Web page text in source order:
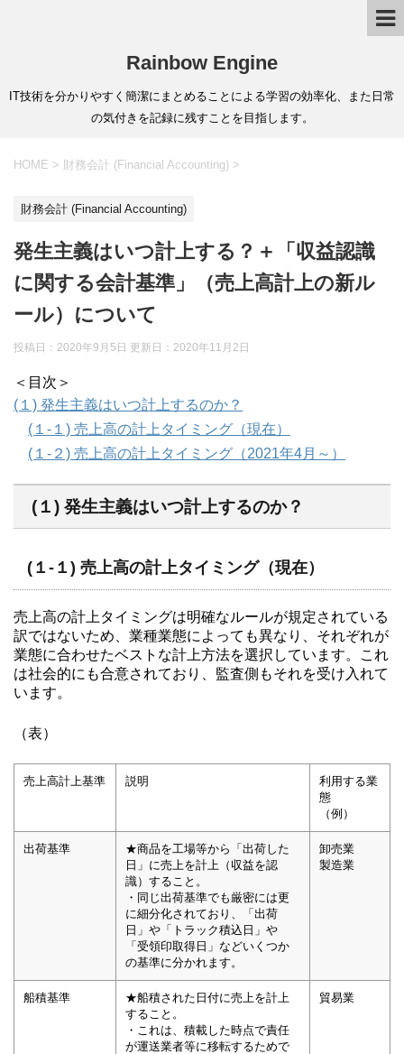
Rainbow Engine
IT技術を分かりやすく簡潔にまとめることによる学習の効率化、また日常
の気付きを記録に残すことを目指します。
HOME > 財務会計 (Financial Accounting) >
財務会計 (Financial Accounting)
発生主義はいつ計上する？＋「収益認識
に関する会計基準」（売上高計上の新ル
ール）について
投稿日：2020年9月5日 更新日： 2020年11月2日
＜目次＞
(１) 発生主義はいつ計上するのか？
(１-１) 売上高の計上タイミング（現在）
(１-２) 売上高の計上タイミング（2021年4月～）
(１) 発生主義はいつ計上するのか？
(１-１) 売上高の計上タイミング（現在）
売上高の計上タイミングは明確なルールが規定されている
訳ではないため、業種業態によっても異なり、それぞれが
業態に合わせたベストな計上方法を選択しています。これ
は社会的にも合意されており、監査側もそれを受け入れて
います。
（表）
売上高計上基準 説明
利用する業
態
（例）
出荷基準
★商品を工場等から「出荷した
日」に売上を計上（収益を認
識）すること。
・同じ出荷基準でも厳密には更
に細分化されており、「出荷
日」や「トラック積込日」や
「受領印取得日」などいくつか
の基準に分かれます。
卸売業
製造業
船積基準
★船積された日付に売上を計上
すること。
・これは、積載した時点で責任
が運送業者等に移転するためで
貿易業